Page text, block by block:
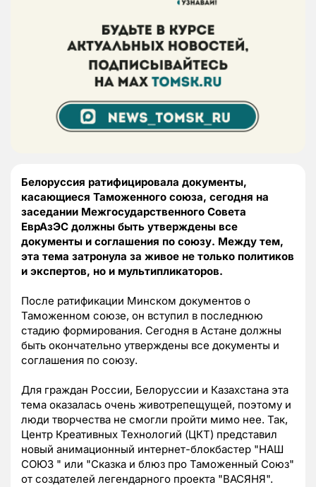
Белоруссия ратифицировала документы,
касающиеся Таможенного союза, сегодня на
заседании Межгосударственного Совета
ЕврАзЭС должны быть утверждены все
документы и соглашения по союзу. Между тем,
эта тема затронула за живое не только политиков
и экспертов, но и мультипликаторов.
После ратификации Минском документов о
Таможенном союзе, он вступил в последнюю
стадию формирования. Сегодня в Астане должны
быть окончательно утверждены все документы и
соглашения по союзу.
Для граждан России, Белоруссии и Казахстана эта
тема оказалась очень животрепещущей, поэтому и
люди творчества не смогли пройти мимо нее. Так,
Центр Креативных Технологий (ЦКТ) представил
новый анимационный интернет-блокбастер "НАШ
СОЮЗ " или "Сказка и блюз про Таможенный Союз"
от создателей легендарного проекта "ВАСЯНЯ".